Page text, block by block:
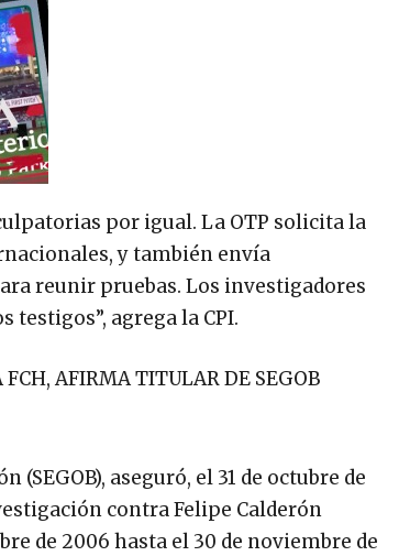
por igual. La OTP solicita la
y también envía
reunir pruebas. Los investigadores
agrega la CPI.
AFIRMA TITULAR DE SEGOB
aseguró, el 31 de octubre de
contra Felipe Calderón
de 2006 hasta el 30 de noviembre de